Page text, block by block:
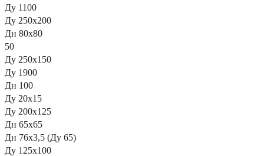
Ду 1100
Ду 250х200
Дн 80х80
50
Ду 250х150
Ду 1900
Дн 100
Ду 20х15
Ду 200х125
Дн 65х65
Дн 76х3,5 (Ду 65)
Ду 125х100